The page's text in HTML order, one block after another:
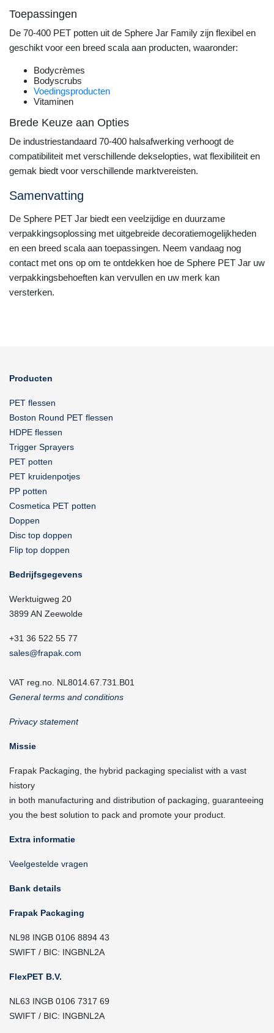
Toepassingen
De 70-400 PET potten uit de Sphere Jar Family zijn flexibel en
geschikt voor een breed scala aan producten, waaronder:
Bodycrèmes
Bodyscrubs
Voedingsproducten
Vitaminen
Brede Keuze aan Opties
De industriestandaard 70-400 halsafwerking verhoogt de
compatibiliteit met verschillende dekselopties, wat flexibiliteit en
gemak biedt voor verschillende marktvereisten.
Samenvatting
De Sphere PET Jar biedt een veelzijdige en duurzame
verpakkingsoplossing met uitgebreide decoratiemogelijkheden
en een breed scala aan toepassingen. Neem vandaag nog
contact met ons op om te ontdekken hoe de Sphere PET Jar uw
verpakkingsbehoeften kan vervullen en uw merk kan
versterken.
Producten
PET flessen
Boston Round PET flessen
HDPE flessen
Trigger Sprayers
PET potten
PET kruidenpotjes
PP potten
Cosmetica PET potten
Doppen
Disc top doppen
Flip top doppen
Bedrijfsgegevens
Werktuigweg 20
3899 AN Zeewolde
+31 36 522 55 77
sales@frapak.com
VAT reg.no. NL8014.67.731.B01
General terms and conditions
Privacy statement
Missie
Frapak Packaging, the hybrid packaging specialist with a vast
history
in both manufacturing and distribution of packaging, guaranteeing
you the best solution to pack and promote your product.
Extra informatie
Veelgestelde vragen
Bank details
Frapak Packaging
NL98 INGB 0106 8894 43
SWIFT / BIC: INGBNL2A
FlexPET B.V.
NL63 INGB 0106 7317 69
SWIFT / BIC: INGBNL2A